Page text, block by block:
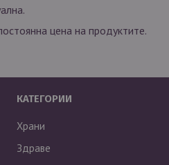
цена на продуктите.
КАТЕГОРИИ
Храни
Здраве